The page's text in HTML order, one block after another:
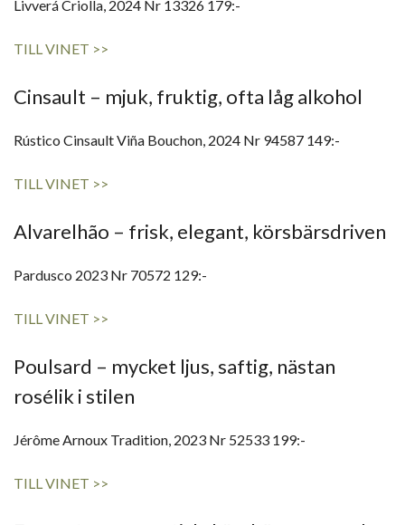
Livverá Criolla, 2024 Nr 13326 179:-
TILL VINET >>
Cinsault – mjuk, fruktig, ofta låg alkohol
Rústico Cinsault Viña Bouchon, 2024 Nr 94587 149:-
TILL VINET >>
Alvarelhão – frisk, elegant, körsbärsdriven
Pardusco 2023 Nr 70572 129:-
TILL VINET >>
Poulsard – mycket ljus, saftig, nästan
rosélik i stilen
Jérôme Arnoux Tradition, 2023 Nr 52533 199:-
TILL VINET >>